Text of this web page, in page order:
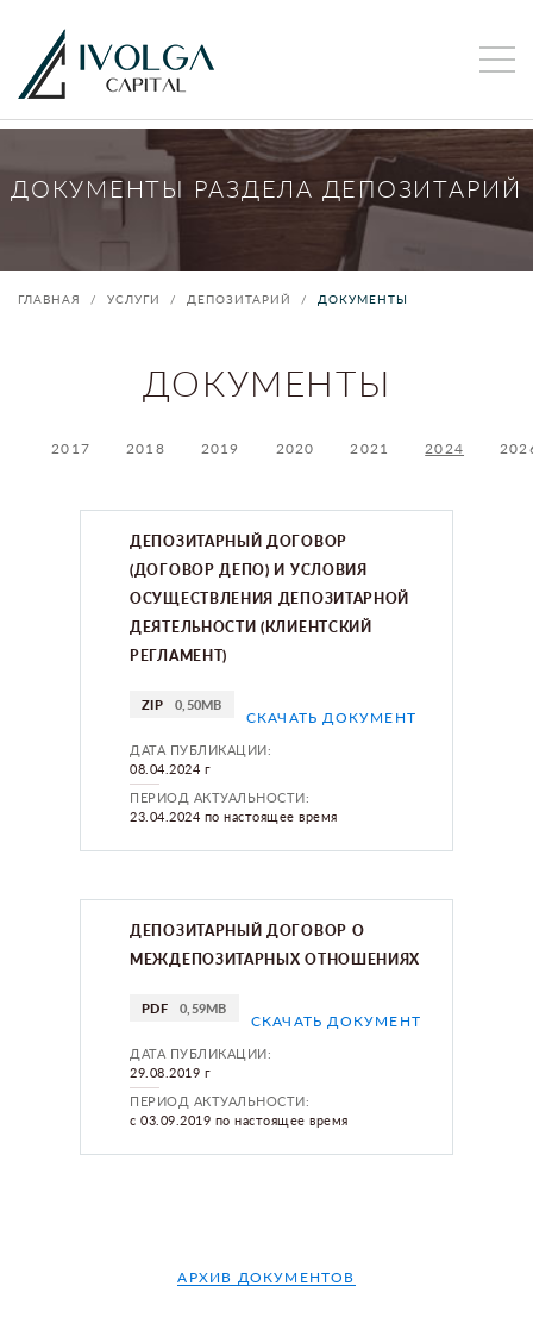
ДОКУМЕНТЫ РАЗДЕЛА ДЕПОЗИТАРИЙ
ГЛАВНАЯ УСЛУГИ ДЕПОЗИТАРИЙ ДОКУМЕНТЫ
ДОКУМЕНТЫ
2017 2018 2019 2020 2021 2024
ДЕПОЗИТАРНЫЙ ДОГОВОР
(ДОГОВОР ДЕПО) И УСЛОВИЯ
ОСУЩЕСТВЛЕНИЯ ДЕПОЗИТАРНОЙ
ДЕЯТЕЛЬНОСТИ (КЛИЕНТСКИЙ
РЕГЛАМЕНТ)
СКАЧАТЬ ДОКУМЕНТ
ZIP 0,50MB
ДАТА ПУБЛИКАЦИИ:
08.04.2024 г
ПЕРИОД АКТУАЛЬНОСТИ:
23.04.2024 по настоящее время
ДЕПОЗИТАРНЫЙ ДОГОВОР О
МЕЖДЕПОЗИТАРНЫХ ОТНОШЕНИЯХ
СКАЧАТЬ ДОКУМЕНТ
PDF 0,59MB
ДАТА ПУБЛИКАЦИИ:
29.08.2019 г
ПЕРИОД АКТУАЛЬНОСТИ:
с 03.09.2019 по настоящее время
АРХИВ ДОКУМЕНТОВ